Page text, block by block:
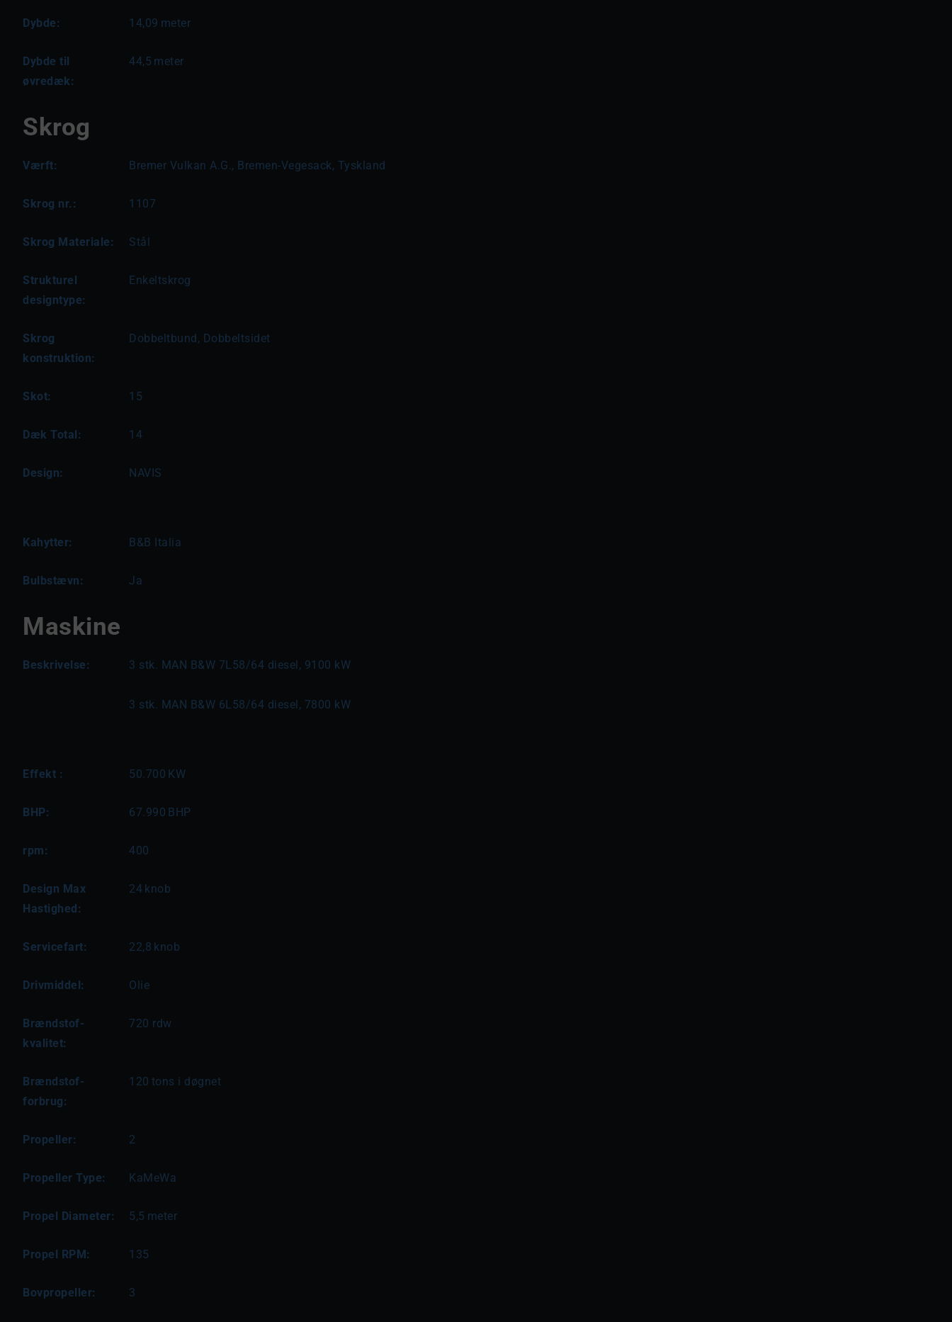
Dybde: 14,09 meter
Dybde til
øvredæk:
44,5 meter
Skrog
Værft: Bremer Vulkan A.G., Bremen-Vegesack, Tyskland
Skrog nr.: 1107
Skrog Materiale: Stål
Strukturel
designtype:
Enkeltskrog
Skrog
konstruktion:
Dobbeltbund, Dobbeltsidet
Skot: 15
Dæk Total: 14
Design: NAVIS
Kahytter: B&B Italia
Bulbstævn: Ja
Maskine
Beskrivelse: 3 stk. MAN B&W 7L58/64 diesel, 9100 kW
3 stk. MAN B&W 6L58/64 diesel, 7800 kW
Effekt : 50.700 KW
BHP: 67.990 BHP
rpm: 400
Design Max
Hastighed:
24 knob
Servicefart: 22,8 knob
Drivmiddel: Olie
Brændstof-
kvalitet:
720 rdw
Brændstof-
forbrug:
120 tons i døgnet
Propeller: 2
Propeller Type: KaMeWa
Propel Diameter: 5,5 meter
Propel RPM: 135
Bovpropeller: 3